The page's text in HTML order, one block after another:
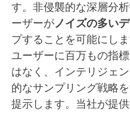
す。非侵襲的な深層分
ーザーがノイズの多い
プすることを可能にしま
ユーザーに百万もの指
はなく、インテリジェ
的なサンプリング戦略
提示します。当社が提